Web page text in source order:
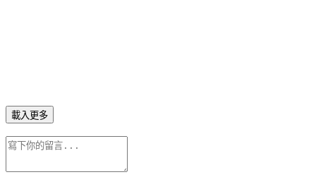
載入更多